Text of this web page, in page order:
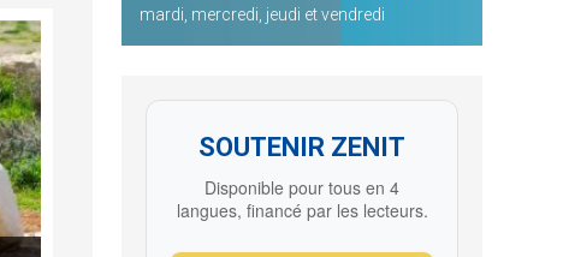
mardi, mercredi, jeudi et vendredi
SOUTENIR ZENIT
Disponible pour tous en 4
langues, financé par les lecteurs.